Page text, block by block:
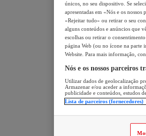
únicos, no seu dispositivo. Se
apresentadas em «Nós e os
«Rejeitar tudo» ou retirar o seu
alguns conteúdos e anúncios que
escolhas ou retirar o
página Web (ou no ícone na parte
Website. Para mais informação,
Nós e os nossos parceiros
Utilizar dados de geolocalização
Armazenar e/ou aceder a
publicidade e conteúdos, estudos
Lista de parceiros (fornecedores)